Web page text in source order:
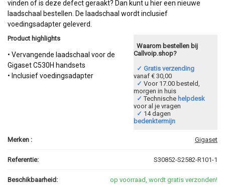
vinden of is deze defect geraakt? Dan kunt u hier een nieuwe
laadschaal bestellen. De laadschaal wordt inclusief
voedingsadapter geleverd.
Product highlights
• Vervangende laadschaal voor de
Gigaset C530H handsets
• Inclusief voedingsadapter
Waarom bestellen bij
Callvoip.shop?
✓ Gratis verzending
vanaf € 30,00
✓ Voor 17.00 besteld,
morgen in huis
✓ Technische helpdesk
voor al je vragen
✓ 14 dagen
bedenktermijn
Merken : Gigaset
Referentie: S30852-S2582-R101-1
Beschikbaarheid: op voorraad, wordt gratis verzonden!